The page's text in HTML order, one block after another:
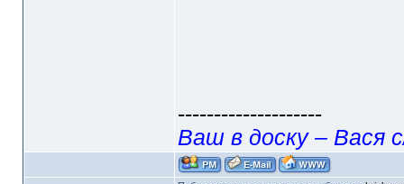
--------------------
Ваш в доску – Вася